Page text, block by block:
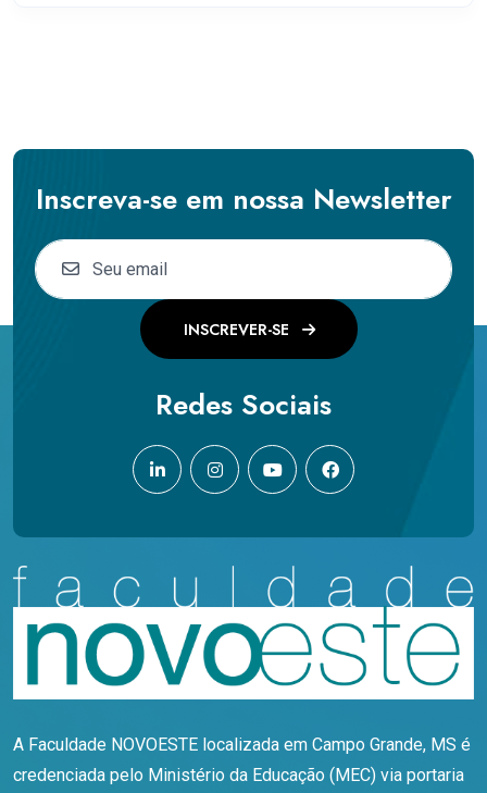
Inscreva-se em nossa Newsletter
INSCREVER-SE
Redes Sociais
A Faculdade NOVOESTE localizada em Campo Grande, MS é
credenciada pelo Ministério da Educação (MEC) via portaria